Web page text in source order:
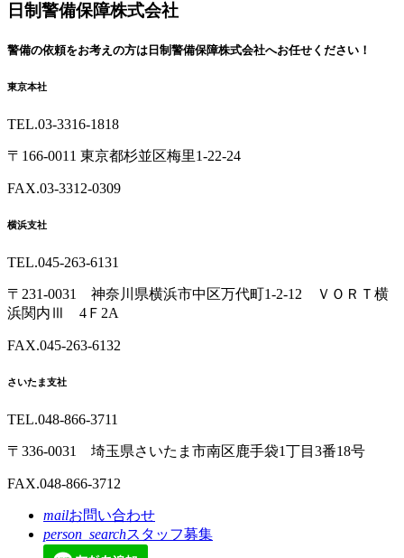
る
日制警備保障株式会社
警備の依頼をお考えの方は 日制警備保障株式会社へお任せください！
東京本社
TEL.03-3316-1818
〒166-0011 東京都杉並区梅里1-22-24
FAX.03-3312-0309
横浜支社
TEL.045-263-6131
〒231-0031 神奈川県横浜市中区万代町1-2-12 ＶＯＲＴ横
浜関内Ⅲ 4Ｆ2A
FAX.045-263-6132
さいたま支社
TEL.048-866-3711
〒336-0031 埼玉県さいたま市南区鹿手袋1丁目3番18号
FAX.048-866-3712
mailお問い合わせ
person_searchスタッフ募集